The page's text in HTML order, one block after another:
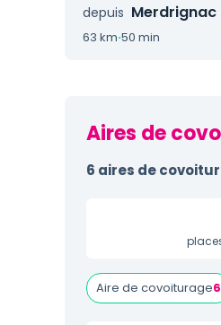
depuis Merdrignac
63 km·50 min
Aires de
6 aires de
Aire de covoiturage6